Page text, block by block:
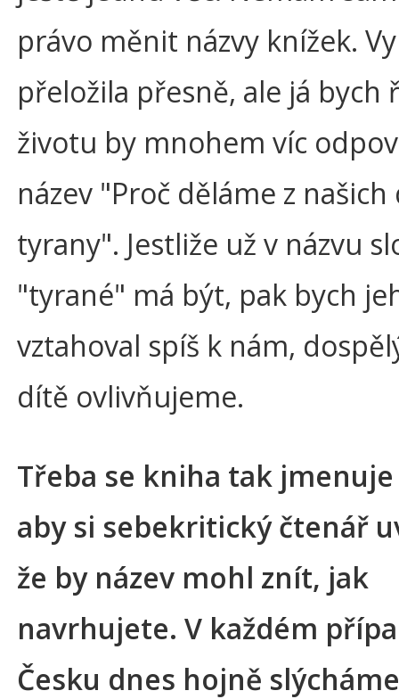
právo měnit názvy knížek.
přeložila přesně, ale já bych
životu by mnohem víc
název "Proč děláme z
tyrany". Jestliže už v názvu
"tyrané" má být, pak bych
vztahoval spíš k nám,
dítě ovlivňujeme.
Třeba se kniha tak
aby si sebekritický čtenář
že by název mohl znít, jak
navrhujete. V každém
Česku dnes hojně